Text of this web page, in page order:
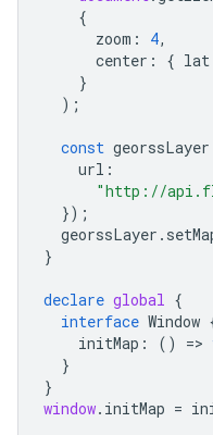
{
zoom : 4,
center : { lat
}
);
const georssLayer
url :
"http://
});
georssLayer .
}
declare global {
interface Window
initMap : () =>
}
}
window. initMap =